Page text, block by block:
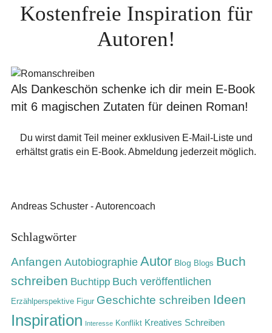
Kostenfreie Inspiration für
Autoren!
Als Dankeschön schenke ich dir mein E-Book
mit 6 magischen Zutaten für deinen Roman!
Du wirst damit Teil meiner exklusiven E-Mail-Liste und
erhältst gratis ein E-Book. Abmeldung jederzeit möglich.
Andreas Schuster - Autorencoach
Schlagwörter
Anfangen Autobiographie Autor Blog Blogs Buch
schreiben Buchtipp Buch veröffentlichen
Erzählperspektive Figur Geschichte schreiben Ideen
Inspiration Interesse Konflikt Kreatives Schreiben